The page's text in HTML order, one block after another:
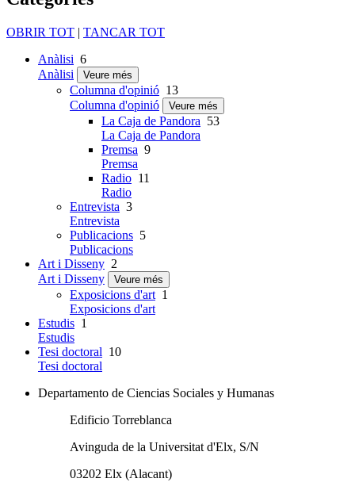
OBRIR TOT | TANCAR TOT
Anàlisi 6
Anàlisi
Veure més
Columna d'opinió 13
Columna d'opinió
Veure més
La Caja de Pandora 53
La Caja de Pandora
Premsa 9
Premsa
Radio 11
Radio
Entrevista 3
Entrevista
Publicacions 5
Publicacions
Art i Disseny 2
Art i Disseny
Veure més
Exposicions d'art 1
Exposicions d'art
Estudis 1
Estudis
Tesi doctoral 10
Tesi doctoral
Departamento de Ciencias Sociales y Humanas
Edificio Torreblanca
Avinguda de la Universitat d'Elx, S/N
03202 Elx (Alacant)